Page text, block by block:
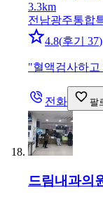
3.3km
전남광주통합
4.8(후기 37)
"혈액검사하
전화 팔
드림내과의